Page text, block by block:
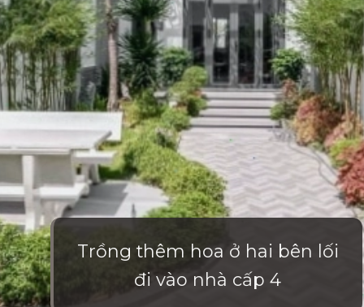
Trồng thêm hoa ở hai bên lối
đi vào nhà cấp 4